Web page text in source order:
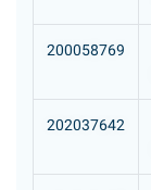
200058769
202037642